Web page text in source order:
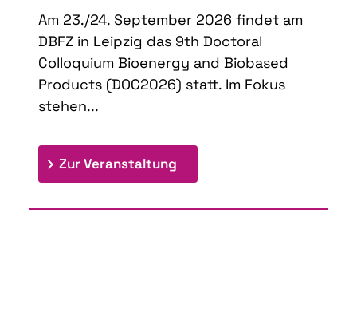
Am 23./24. September 2026 findet am
DBFZ in Leipzig das 9th Doctoral
Colloquium Bioenergy and Biobased
Products (DOC2026) statt. Im Fokus
stehen...
Zur Veranstaltung